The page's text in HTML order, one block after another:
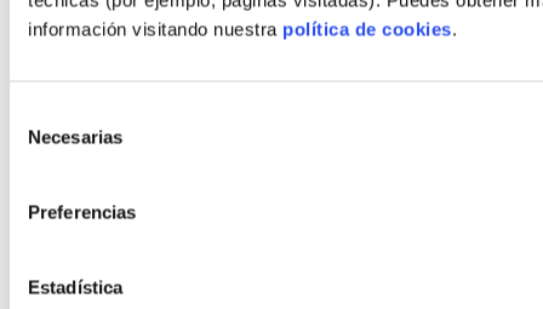
información visitando nuestra política de cookies.
Necesarias
Preferencias
Estadística
PANELES Y MÓDULOS ESTRUCTURALES ,
PASSIVHAUS APLICADA,PASSIVHAUS APLICADO,
PASSIVHAUS + HOGAR CONECTADO
PILOTOS MUNICIPALES MODULAR